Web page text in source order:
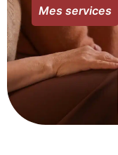
Mes services